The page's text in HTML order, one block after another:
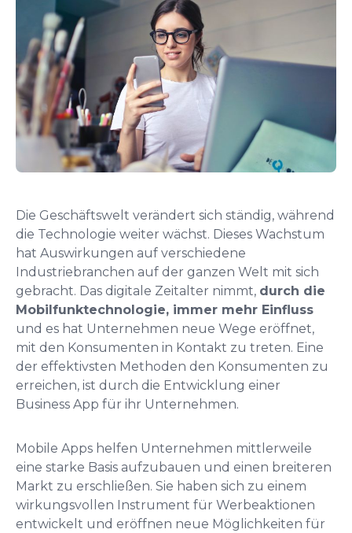
Die Geschäftswelt verändert sich ständig, während
die Technologie weiter wächst. Dieses Wachstum
hat Auswirkungen auf verschiedene
Industriebranchen auf der ganzen Welt mit sich
gebracht. Das digitale Zeitalter nimmt, durch die
Mobilfunktechnologie, immer mehr Einfluss
und es hat Unternehmen neue Wege eröffnet,
mit den Konsumenten in Kontakt zu treten. Eine
der effektivsten Methoden den Konsumenten zu
erreichen, ist durch die Entwicklung einer
Business App für ihr Unternehmen.
Mobile Apps helfen Unternehmen mittlerweile
eine starke Basis aufzubauen und einen breiteren
Markt zu erschließen. Sie haben sich zu einem
wirkungsvollen Instrument für Werbeaktionen
entwickelt und eröffnen neue Möglichkeiten für